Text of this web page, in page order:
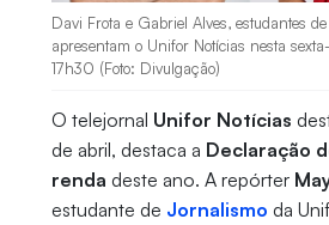
Davi Frota e Gabriel Alves, estudantes
apresentam o Unifor Notícias nesta
17h30 (Foto: Divulgação)
O telejornal Unifor Notícias
de abril, destaca a Declaração
renda deste ano. A repórter
estudante de Jornalismo da